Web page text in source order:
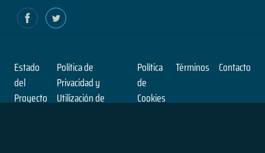
Estado
del
Proyecto
Política de
Privacidad y
Utilización de
Política
de
Cookies
Términos Contacto